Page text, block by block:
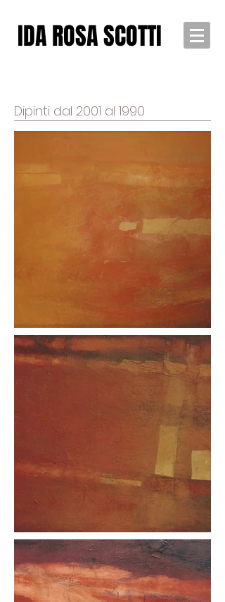
IDA ROSA SCOTTI
Dipinti dal 2001 al 1990